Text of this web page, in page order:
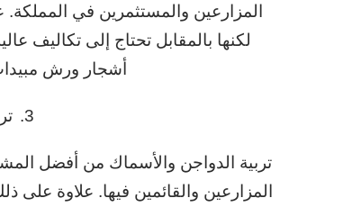
المزارعين والمستثمرين في
لكنها بالمقابل تحتاج إلى تكاليف
أشجار ورش
3.
تربية الدواجن والأسماك من أفضل
المزارعين والقائمين فيها. علاوة